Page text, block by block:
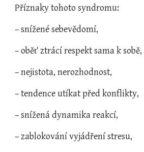
Příznaky tohoto syndromu:
– snížené sebevědomí,
– oběť ztrácí respekt sama k sobě,
– nejistota, nerozhodnost,
– tendence utíkat před konflikty,
– snížená dynamika reakcí,
– zablokování vyjádření stresu,